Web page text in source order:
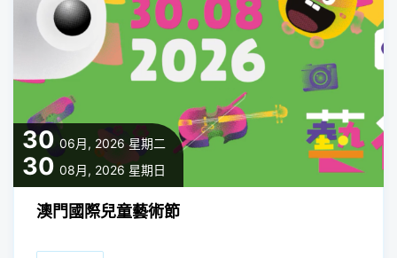
30 06月, 2026 星期二
30 08月, 2026 星期日
澳門國際兒童藝術節